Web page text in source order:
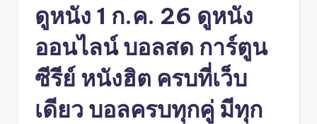
ดูหนัง 1 ก.ค. 26 ดูหนัง
ออนไลน์ บอลสด การ์ตูน
ซีรีย์ หนังฮิต ครบที่เว็บ
เดียว บอลครบทุกคู่ มีทุก